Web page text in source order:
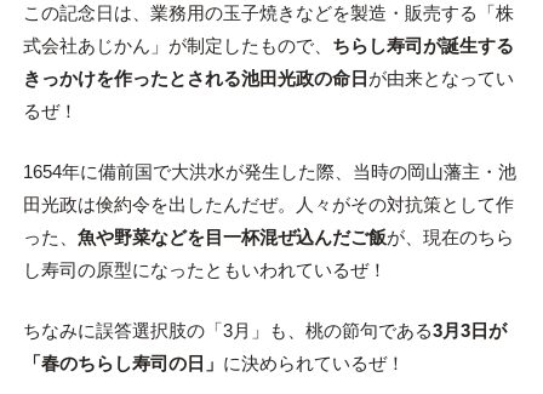
この記念日は、業務用の玉子焼きなどを製造・販売する「株
式会社あじかん」が制定したもので、 ちらし寿司が誕生する
きっかけを作ったとされる池田光政の命日 が由来となってい
るぜ！
1654年に備前国で大洪水が発生した際、当時の岡山藩主・池
田光政は倹約令を出したんだぜ。人々がその対抗策として作
った、 魚や野菜などを目一杯混ぜ込んだご飯が、現在のちら
し寿司の原型になったともいわれているぜ！
ちなみに誤答選択肢の「3月」も、桃の節句である3月3日が
「春のちらし寿司の日」 に決められているぜ！